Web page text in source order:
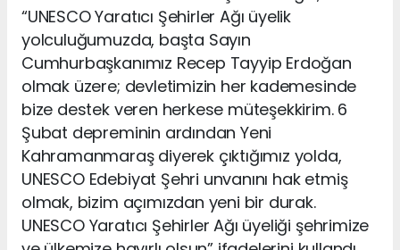
“UNESCO Yaratıcı Şehirler Ağı üyelik
yolculuğumuzda, başta Sayın
Cumhurbaşkanımız Recep Tayyip Erdoğan
olmak üzere; devletimizin her kademesinde
bize destek veren herkese müteşekkirim. 6
Şubat depreminin ardından Yeni
Kahramanmaraş diyerek çıktığımız yolda,
UNESCO Edebiyat Şehri unvanını hak etmiş
olmak, bizim açımızdan yeni bir durak.
UNESCO Yaratıcı Şehirler Ağı üyeliği şehrimize